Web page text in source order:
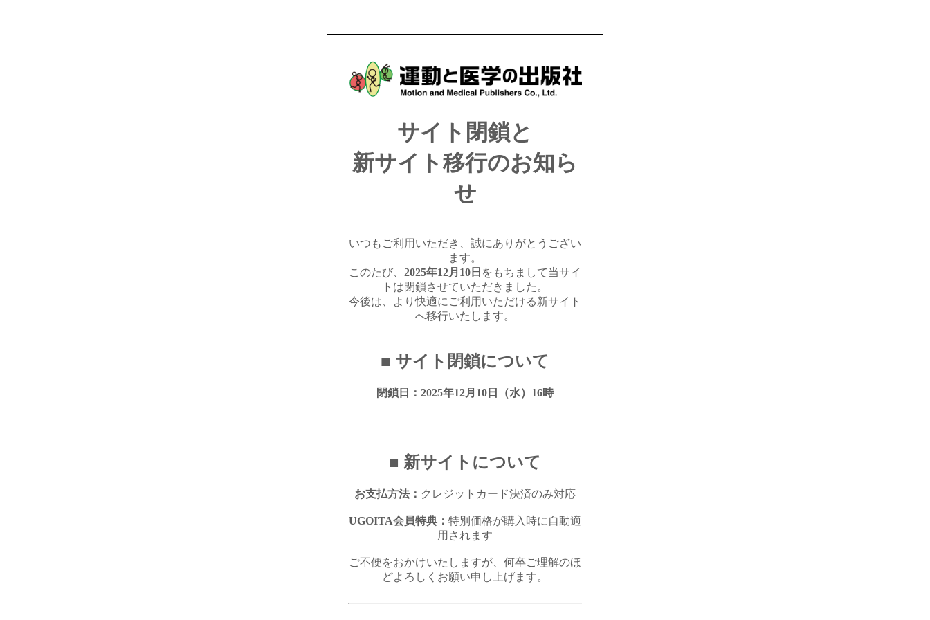
サイト閉鎖と
新サイト移行のお知ら
せ
いつもご利用いただき、誠にありがとうござい
ます。
このたび、 2025年12月10日 をもちまして当サイ
トは閉鎖させていただきました。
今後は、より快適にご利用いただける新サイト
へ移行いたします。
■ サイト閉鎖について
閉鎖日： 2025年12月10日（水）16時
■ 新サイトについて
お支払方法： クレジットカード決済のみ対応
UGOITA会員特典： 特別価格が購入時に自動適
用されます
ご不便をおかけいたしますが、何卒ご理解のほ
どよろしくお願い申し上げます。